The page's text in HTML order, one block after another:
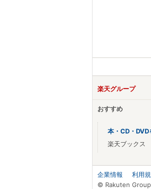
楽天グループ
おすすめ
本・CD・DVD
楽天ブックス
企業情報 利用
© Rakuten